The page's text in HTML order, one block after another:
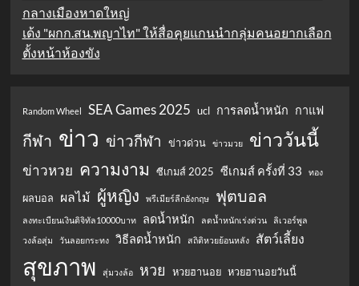
กลางเมืองหาดใหญ่
เด้ง "ผกก.สน.พญาไท" ให้สื่อคุยแกนนำกลุ่มคนอยากเลือก
ตั้งหน้าห้องขัง
Random Wheel SEA Games 2025 ucl การลดน้ำหนัก กาแฟ
กีฬา ข่าว ข่าวกีฬา ข่าวด่วน ข่าวมวย ข่าววันนี้
ข่าวหวย ความงาม ซีเกมส์ 2025 ซีเกมส์ ครั้งที่ 33 ทอง
ผลบอล ผลไม้ ผู้หญิง พรีเมียร์ลีกอังกฤษ ฟุตบอล
ลงทะเบียนเงินดิจิทัล10000บาท ลดน้ำหนัก ลดน้ำหนักเร่งด่วน
ลิเวอร์พูล
วงล้อสุ่ม
วันลอยกระทง วิธีลดน้ำหนัก สถิติหวยย้อนหลัง สัตว์เลี้ยง
สุขภาพ สุ่มวงล้อ หวย หวยฮานอย หวยฮานอยวันนี้